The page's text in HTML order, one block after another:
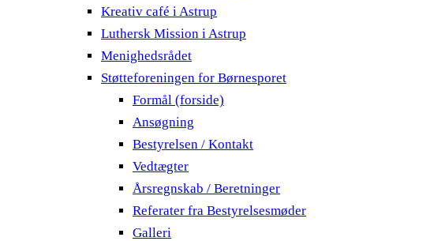
Kreativ café i Astrup
Luthersk Mission i Astrup
Menighedsrådet
Støtteforeningen for Børnesporet
Formål (forside)
Ansøgning
Bestyrelsen / Kontakt
Vedtægter
Årsregnskab / Beretninger
Referater fra Bestyrelsesmøder
Galleri